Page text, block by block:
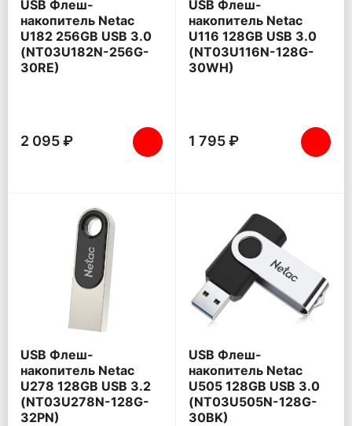
USB Флеш-
накопитель Netac
U182 256GB USB 3.0
(NT03U182N-256G-
30RE)
2 095 ₽
USB Флеш-
накопитель Netac
U116 128GB USB 3.0
(NT03U116N-128G-
30WH)
1 795 ₽
USB Флеш-
накопитель Netac
U278 128GB USB 3.2
(NT03U278N-128G-
32PN)
USB Флеш-
накопитель Netac
U505 128GB USB 3.0
(NT03U505N-128G-
30BK)